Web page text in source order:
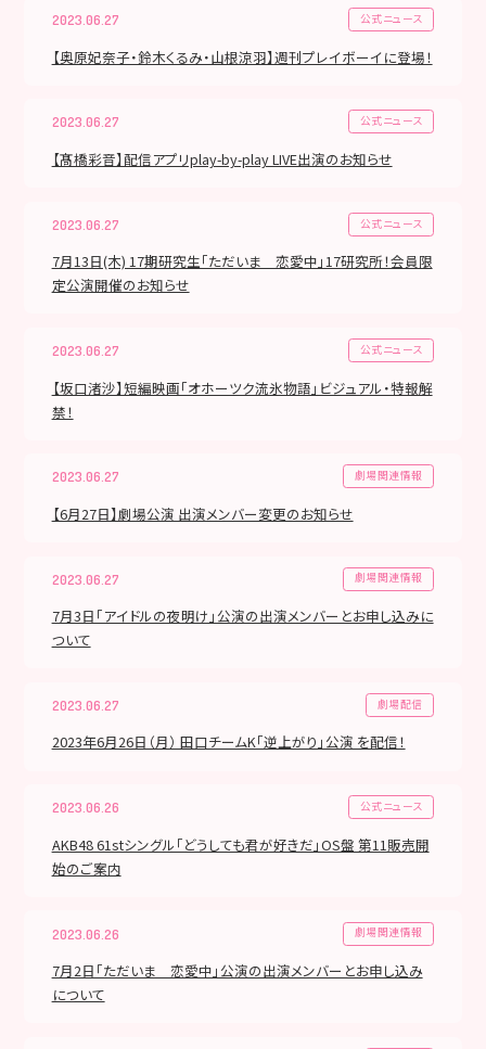
2023.06.27 公式ニュース
【奥原妃奈子・鈴木くるみ・山根涼羽】週刊プレイボーイに登場！
2023.06.27 公式ニュース
【髙橋彩音】配信アプリplay-by-play LIVE出演のお知らせ
2023.06.27 公式ニュース
7月13日(木) 17期研究生「ただいま 恋愛中」17研究所！会員限
定公演開催のお知らせ
2023.06.27 公式ニュース
【坂口渚沙】短編映画「オホーツク流氷物語」ビジュアル・特報解
禁！
2023.06.27 劇場関連情報
【6月27日】劇場公演 出演メンバー変更のお知らせ
2023.06.27 劇場関連情報
7月3日「アイドルの夜明け」公演の出演メンバーとお申し込みに
ついて
2023.06.27 劇場配信
2023年6月26日（月） 田口チームK「逆上がり」公演 を配信！
2023.06.26 公式ニュース
AKB48 61stシングル「どうしても君が好きだ」OS盤 第11販売開
始のご案内
2023.06.26 劇場関連情報
7月2日「ただいま 恋愛中」公演の出演メンバーとお申し込み
について